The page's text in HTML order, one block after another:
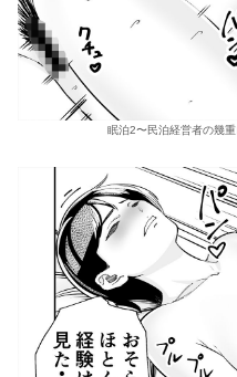
眠泊2〜民泊経営者の幾